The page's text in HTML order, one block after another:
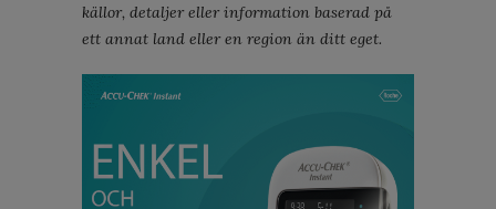
källor, detaljer eller information baserad på
ett annat land eller en region än ditt eget.